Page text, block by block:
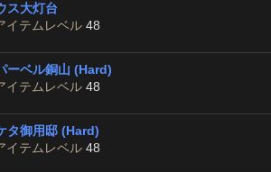
ス大灯台
イテムレベル 48
ーベル銅山 (Hard)
イテムレベル 48
タ御用邸 (Hard)
イテムレベル 48